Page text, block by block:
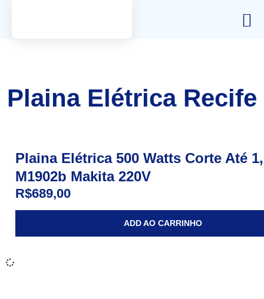
Plaina Elétrica Recife
Plaina Elétrica 500 Watts Corte Até
M1902b Makita 220V
R$689,00
ADD AO CARRINHO